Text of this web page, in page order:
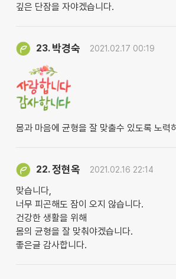
깊은 단잠을 자야겠습니다.
23. 박경숙 2021.02.17 00:19
몸과 마음에 균형을 잘 맞출수 있도록 노력
22.정현옥 2021.02.16 22:14
맞습니다,
너무 피곤해도 잠이 오지 않습니다.
건강한 생활을 위해
몸의 균형을 잘 맞춰야겠습니다.
좋은글 감사합니다.